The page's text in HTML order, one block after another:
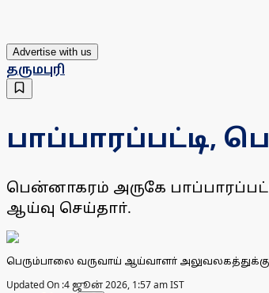
Advertise with us
தருமபுரி
பாப்பாரப்பட்டி,
பென்னாகரம் அருகே
ஆய்வு செய்தாா்.
பெரும்பாலை வருவாய் ஆய்வாளா்
Updated On :4 ஜூன் 2026, 1:57 am IST